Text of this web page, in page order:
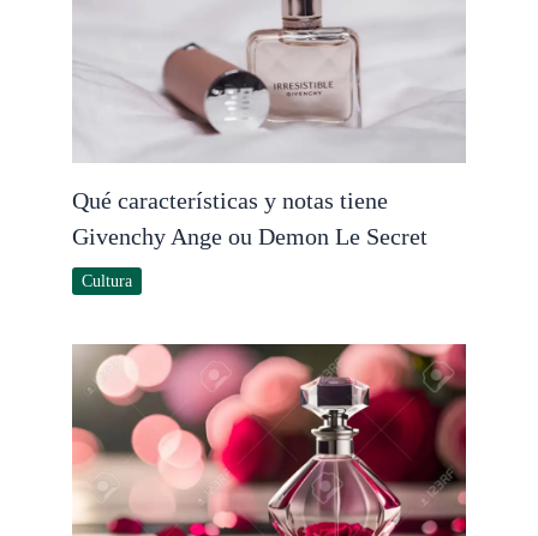
Qué características y notas tiene
Givenchy Ange ou Demon Le Secret
Cultura